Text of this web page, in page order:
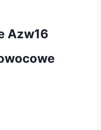
Azw16